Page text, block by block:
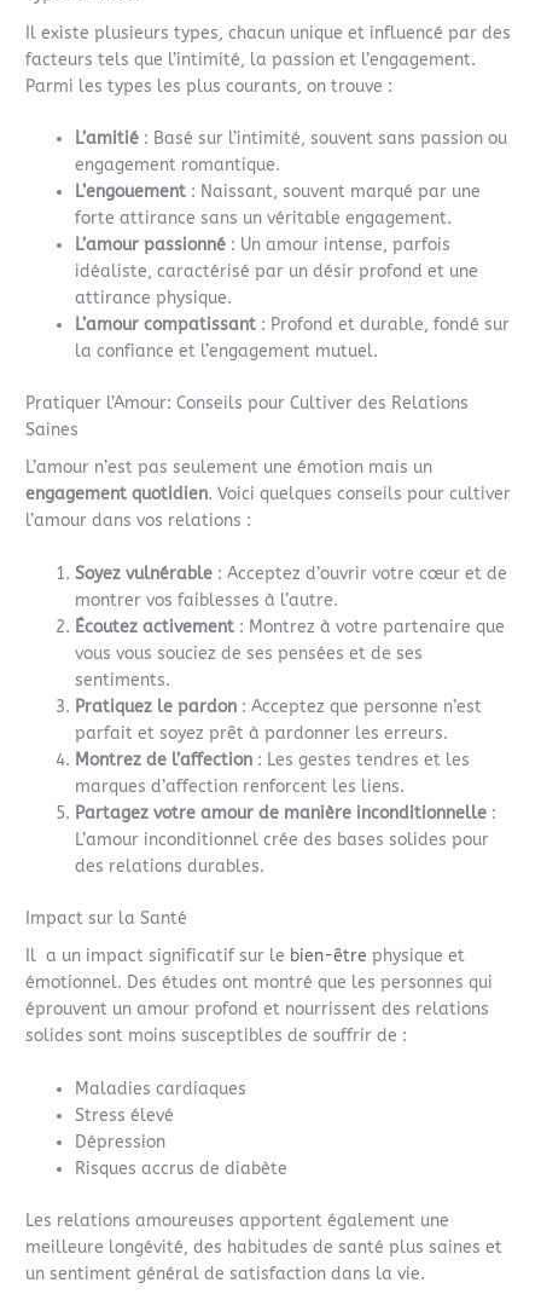
Il existe plusieurs types, chacun unique et influencé par des
facteurs tels que l’intimité, la passion et l’engagement.
Parmi les types les plus courants, on trouve :
L’amitié : Basé sur l’intimité, souvent sans passion ou
engagement romantique.
L’engouement : Naissant, souvent marqué par une
forte attirance sans un véritable engagement.
L’amour passionné : Un amour intense, parfois
idéaliste, caractérisé par un désir profond et une
attirance physique.
L’amour compatissant : Profond et durable, fondé sur
la confiance et l’engagement mutuel.
Pratiquer l’Amour: Conseils pour Cultiver des Relations
Saines
L’amour n’est pas seulement une émotion mais un
engagement quotidien. Voici quelques conseils pour cultiver
l’amour dans vos relations :
Soyez vulnérable : Acceptez d’ouvrir votre cœur et de
montrer vos faiblesses à l’autre.
Écoutez activement : Montrez à votre partenaire que
vous vous souciez de ses pensées et de ses
sentiments.
Pratiquez le pardon : Acceptez que personne n’est
parfait et soyez prêt à pardonner les erreurs.
Montrez de l’affection : Les gestes tendres et les
marques d’affection renforcent les liens.
Partagez votre amour de manière inconditionnelle :
L’amour inconditionnel crée des bases solides pour
des relations durables.
Impact sur la Santé
Il a un impact significatif sur le bien-être physique et
émotionnel. Des études ont montré que les personnes qui
éprouvent un amour profond et nourrissent des relations
solides sont moins susceptibles de souffrir de :
Maladies cardiaques
Stress élevé
Dépression
Risques accrus de diabète
Les relations amoureuses apportent également une
meilleure longévité, des habitudes de santé plus saines et
un sentiment général de satisfaction dans la vie.